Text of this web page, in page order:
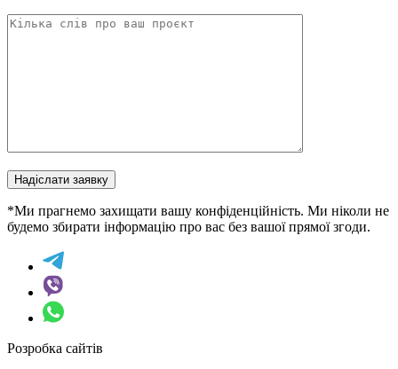
Надіслати заявку
*Ми прагнемо захищати вашу конфіденційність. Ми ніколи не
будемо збирати інформацію про вас без вашої прямої згоди.
Розробка сайтів